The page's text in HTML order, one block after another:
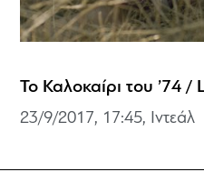
Το Καλοκαίρι του ’74 /
23/9/2017, 17:45, Ιντεάλ